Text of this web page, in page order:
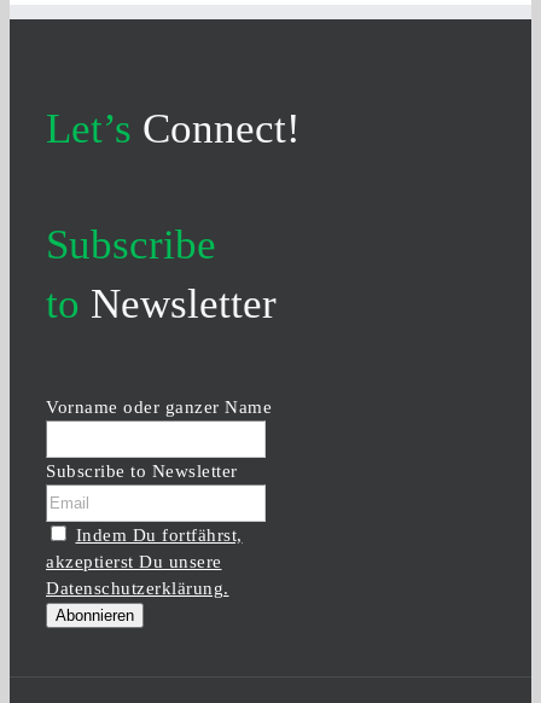
Let’s Connect!
Subscribe
to Newsletter
Vorname oder ganzer Name
Subscribe to Newsletter
Indem Du fortfährst,
akzeptierst Du unsere
Datenschutzerklärung.